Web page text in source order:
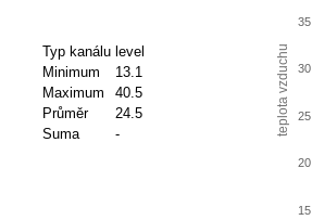
Typ kanálu level
Minimum
13.1
Maximum
40.5
Průměr
24.5
Suma
- teplota vzduchu
15
20
25
30
35